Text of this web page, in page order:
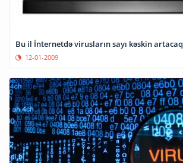
Bu il İnternetdə virusların sayı kəskin artacaq
12-01-2009